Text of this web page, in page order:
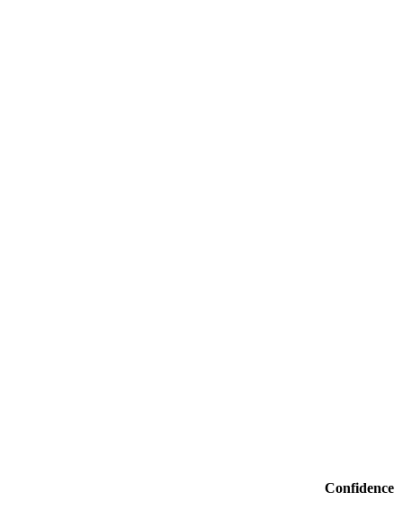
Confidence